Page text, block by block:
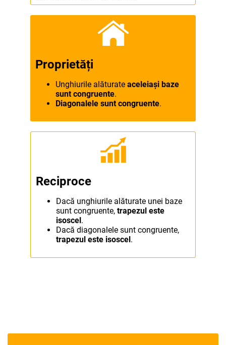
Proprietăți
Unghiurile alăturate aceleiași baze
sunt congruente.
Diagonalele sunt congruente.
Reciproce
Dacă unghiurile alăturate unei baze
sunt congruente, trapezul este
isoscel.
Dacă diagonalele sunt congruente,
trapezul este isoscel.